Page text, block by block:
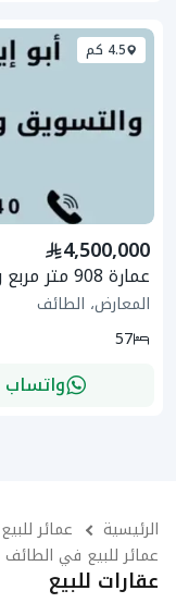
4.5 كم
4,500,000
عمارة 908 متر مربع واجهة جنوبية
المعارض، الطائف
57
واتساب
الرئيسية
عمائر
عمائر للبيع في الطائف
عقارات للبيع